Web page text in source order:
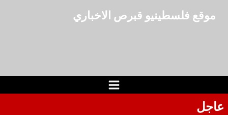
موقع فلسطينيو قبرص الاخباري
عاجل